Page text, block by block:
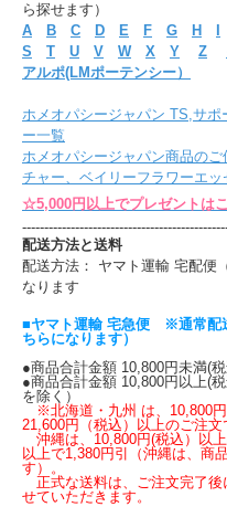
ら探せます）
A
B C D E F G H
S
T U V W X Y Z
アルポ(LMポーテンシー）
ホメオパシージャパン TS,サ
ー一覧
ホメオパシージャパン商品の
チャー、ベイリーフラワーエッ
☆5,000円以上でプレゼントは
配送方法と送料
配送方法： ヤマト運輸 宅配便
なります
■ヤマト運輸 宅急便 ※通常配
ちらになります）
●商品合計金額 10,800円未満(
●商品合計金額 10,800円以上(
を除く）
※北海道・九州 は、10,800
21,600円（税込）以上のご注文
沖縄は、10,800円(税込）以
以上で1,380円引（沖縄は、商
す）。
正式な送料は、ご注文完了後
せていただきます。